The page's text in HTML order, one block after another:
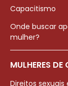
Capacitismo
Onde buscar
mulher?
MULHERES DE
Direitos